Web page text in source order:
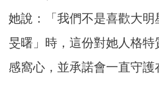
她說：「我們不是喜歡大
旻曙」時，這份對她人格
感窩心，並承諾會一直守護